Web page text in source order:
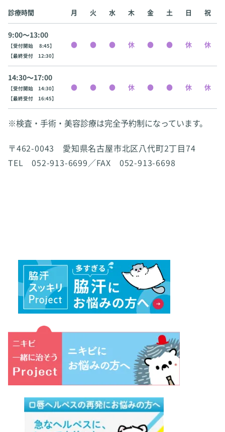
診療時間 月 火 水 木 金 土 日 祝
9:00〜13:00
【受付開始 8:45】
【最終受付 12:30】
14:30〜17:00
【受付開始 14:30】
【最終受付 16:45】
※検査・手術・美容診療は完全予約制になっています。
〒462-0043 愛知県名古屋市北区八代町2丁目74
TEL 052-913-6699／FAX 052-913-6698